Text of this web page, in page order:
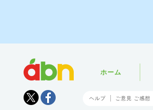
Tweet
ホーム
ヘルプ ご意見 ご感想